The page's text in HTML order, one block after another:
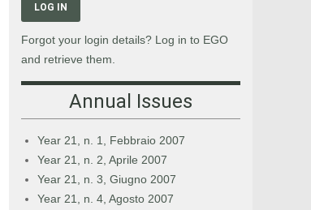
LOG IN
Forgot your login details? Log in to EGO
and retrieve them.
Annual Issues
Year 21, n. 1, Febbraio 2007
Year 21, n. 2, Aprile 2007
Year 21, n. 3, Giugno 2007
Year 21, n. 4, Agosto 2007